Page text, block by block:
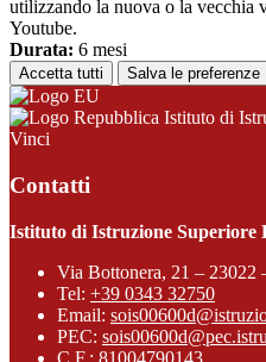
utilizzando la nuova o la vecchia
Youtube.
Durata: 6 mesi
Accetta tutti Salva le preferenze
Istituto di
Vinci
Contatti
Istituto di Istruzione Superiore
Via Bottonera, 21 – 23022
Tel: +39 0343 32750
Email:
PEC:
C.F.: 81004790143